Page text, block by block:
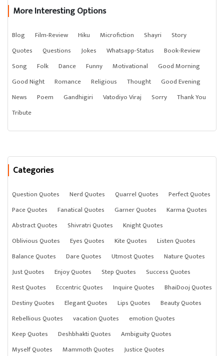
More Interesting Options
Blog Film-Review Hiku Microfiction Shayri
Story
Quotes
Questions Jokes Whatsapp-Status
Book-Review
Song
Folk Dance Funny Motivational
Good Morning
Good Night
Romance Religious Thought
Good Evening
News
Poem Gandhigiri Vatodiyo Viraj Sorry
Thank You
Tribute
Categories
Question Quotes Nerd Quotes Quarrel Quotes
Perfect Quotes
Pace Quotes
Fanatical Quotes Garner Quotes
Karma Quotes
Abstract Quotes
Shivratri Quotes
Knight Quotes
Oblivious Quotes
Eyes Quotes Kite Quotes
Listen Quotes
Balance Quotes
Dare Quotes Utmost Quotes
Nature Quotes
Just Quotes
Enjoy Quotes Step Quotes
Success Quotes
Rest Quotes
Eccentric Quotes Inquire Quotes
BhaiDooj Quotes
Destiny Quotes
Elegant Quotes Lips Quotes
Beauty Quotes
Rebellious Quotes
vacation Quotes
emotion Quotes
Keep Quotes
Deshbhakti Quotes
Ambiguity Quotes
Myself Quotes
Mammoth Quotes Justice Quotes